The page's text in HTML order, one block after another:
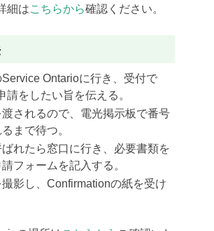
細はこちらから確認ください。
Ontarioに行き、受付で
請をしたい旨を伝える。
されるので、電光掲示板で番号
まで待つ。
れたら窓口に行き、必要書類を
フォームを記入する。
影し、Confirmationの紙を受け